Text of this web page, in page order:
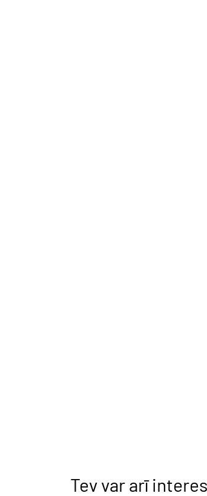
Tev var arī